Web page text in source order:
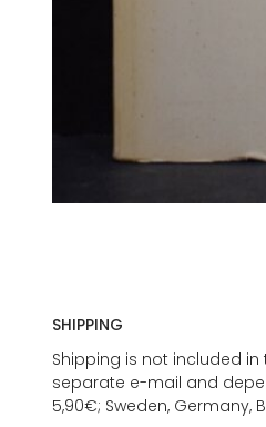
SHIPPING
Shipping is not included
separate e-mail and
5,90€; Sweden, Germany,